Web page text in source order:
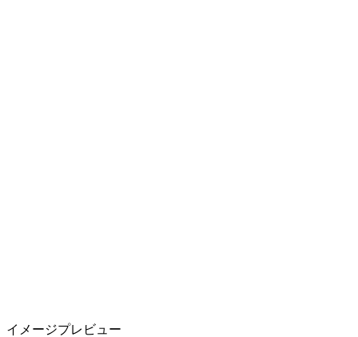
イメージプレビュー